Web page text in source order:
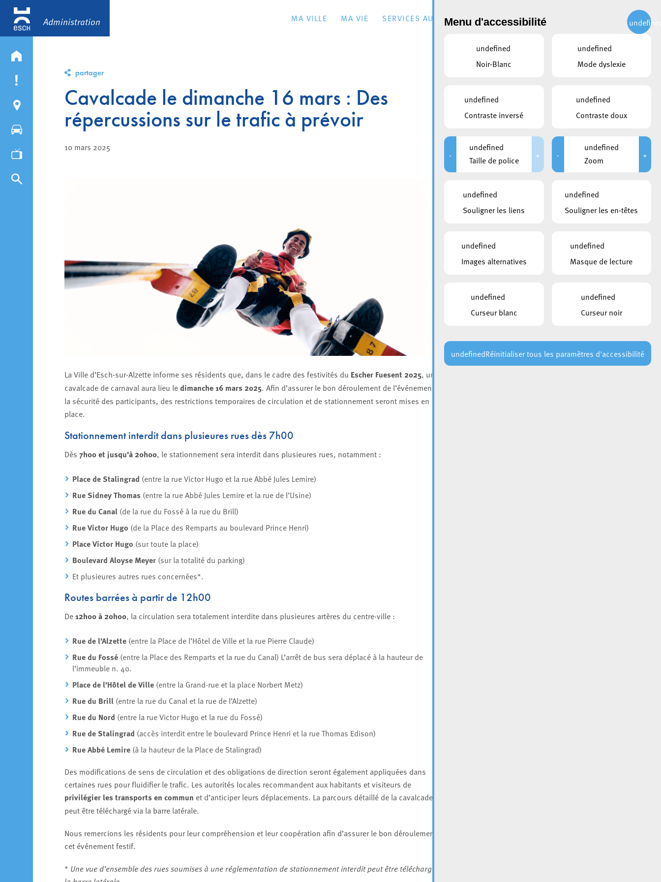
Administration MA VILLE MA VIE SERVICES AU CITOYEN ACTUALITÉS PUBLICATIONS CONTACT
partager
Cavalcade le dimanche 16 mars : Des
répercussions sur le trafic à prévoir
10 mars 2025
La Ville d’Esch-sur-Alzette informe ses résidents que, dans le cadre des festivités du Escher Fuesent 2025, une
cavalcade de carnaval aura lieu ledimanche 16 mars 2025. Afin d’assurer le bon déroulement de l’événement et
la sécurité des participants, des restrictions temporaires de circulation et de stationnement seront mises en
place.
Stationnement interdit dans plusieures rues dès 7h00
Dès 7h00 et jusqu’à 20h00, le stationnement sera interdit dans plusieures rues, notamment :
Place de Stalingrad (entre la rue Victor Hugo et la rue Abbé Jules Lemire)
Rue Sidney Thomas(entre la rue Abbé Jules Lemire et la rue de l’Usine)
Rue du Canal (de la rue du Fossé à la rue du Brill)
Rue Victor Hugo (de la Place des Remparts au boulevard Prince Henri)
Place Victor Hugo (sur toute la place)
Boulevard Aloyse Meyer(sur la totalité du parking)
Et plusieures autres rues concernées*.
Routes barrées à partir de 12h00
De12h00 à 20h00, la circulation sera totalement interdite dans plusieures artères du centre-ville :
Rue de l’Alzette(entre la Place de l’Hôtel de Ville et la rue Pierre Claude)
Rue du Fossé(entre la Place des Remparts et la rue du Canal) L’arrêt de bus sera déplacé à la hauteur de
l’immeuble n. 40.
Place de l’Hôtel de Ville(entre la Grand-rue et la place Norbert Metz)
Rue du Brill (entre la rue du Canal et la rue de l’Alzette)
Rue du Nord (entre la rue Victor Hugo et la rue du Fossé)
Rue de Stalingrad (accès interdit entre le boulevard Prince Henri et la rue Thomas Edison)
Rue Abbé Lemire(à la hauteur de la Place de Stalingrad)
Des modifications de sens de circulation et des obligations de direction seront également appliquées dans
certaines rues pour fluidifier le trafic. Les autorités locales recommandent aux habitants et visiteurs de
privilégier les transports en commun et d’anticiper leurs déplacements. La parcours détaillé de la cavalcade
peut être téléchargé via la barre latérale.
Nous remercions les résidents pour leur compréhension et leur coopération afin d’assurer le bon déroulement de
cet événement festif.
* Une vue d’ensemble des rues soumises à une réglementation de stationnement interdit peut être téléchargé via
DOCUMENTS
Téléchargez le parcours de la
us attend en 2025
INTÉRESSER
30 juillet 2026
Menu d'accessibilité
undefined
Noir-Blanc
undefined
Mode dyslexie
undefined
Contraste inversé
undefined
Contraste doux
-
undefined
Taille de police
+ -
undefined
Zoom
+
undefined
Souligner les liens
undefined
Souligner les en-têtes
undefined
Images alternatives
undefined
Masque de lecture
undefined
Curseur blanc
undefined
Curseur noir
undefinedRéinitialiser tous les paramètres d'accessibilité